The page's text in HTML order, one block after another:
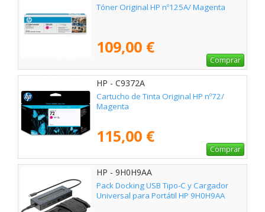
Tóner Original HP nº125A/ Magenta
109,00 €
Comprar
HP - C9372A
Cartucho de Tinta Original HP nº72/
Magenta
115,00 €
Comprar
HP - 9H0H9AA
Pack Docking USB Tipo-C y Cargador
Universal para Portátil HP 9H0H9AA